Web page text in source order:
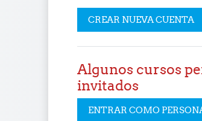
CREAR NUEVA CUENTA
Algunos cursos
invitados
ENTRAR COMO